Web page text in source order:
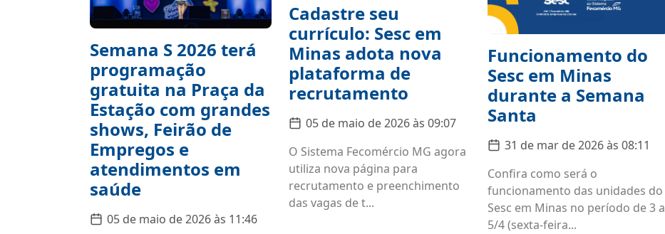
Semana S 2026 terá
programação
gratuita na Praça da
Estação com grandes
shows, Feirão de
Empregos e
atendimentos em
saúde
05 de maio de 2026 às 11:46
Cadastre seu
currículo: Sesc em
Minas adota nova
plataforma de
recrutamento
05 de maio de 2026 às 09:07
O Sistema Fecomércio MG agora
utiliza nova página para
recrutamento e preenchimento
das vagas de t...
Funcionamento do
Sesc em Minas
durante a Semana
Santa
31 de mar de 2026 às 08:11
Confira como será o
funcionamento das unidades do
Sesc em Minas no período de 3 a
5/4 (sexta-feira...